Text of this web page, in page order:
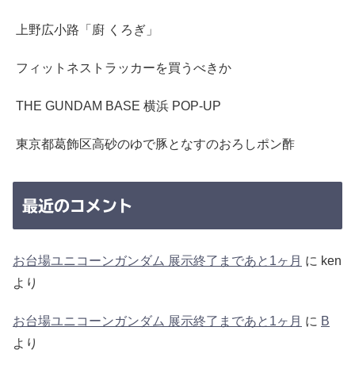
上野広小路「廚 くろぎ」
フィットネストラッカーを買うべきか
THE GUNDAM BASE 横浜 POP-UP
東京都葛飾区高砂のゆで豚となすのおろしポン酢
最近のコメント
お台場ユニコーンガンダム 展示終了まであと1ヶ月 に ken
より
お台場ユニコーンガンダム 展示終了まであと1ヶ月 に B
より